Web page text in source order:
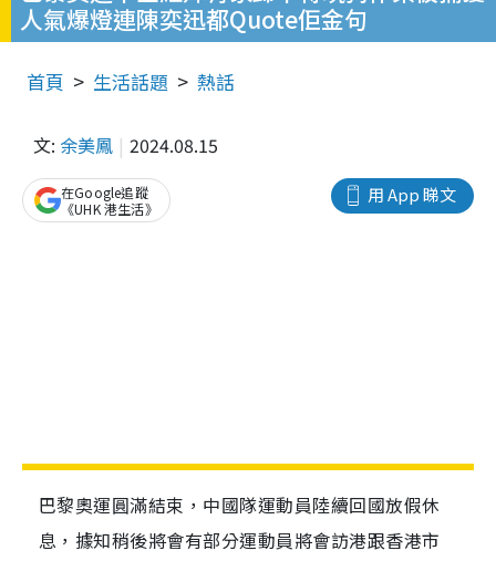
人氣爆燈連陳奕迅都Quote佢金句
首頁 生活話題 熱話
文: 余美鳳 2024.08.15
用 App 睇文
在Google追蹤
《UHK 港生活》
巴黎奧運圓滿結束，中國隊運動員陸續回國放假休
息，據知稍後將會有部分運動員將會訪港跟香港市